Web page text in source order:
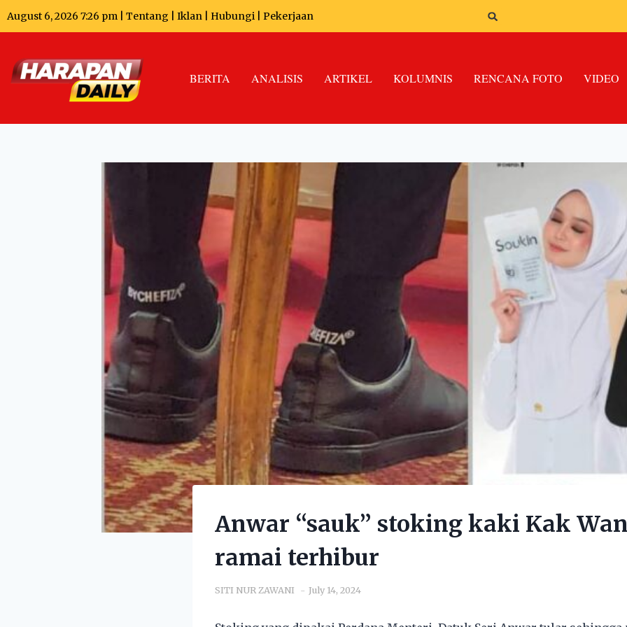
August 6, 2026 7:26 pm | Tentang Iklan Hubungi Pekerjaan
BERITA ANALISIS ARTIKEL KOLUMNIS RENCANA FOTO VIDEO
Anwar “sauk” stoking kaki Kak
ramai terhibur
SITI NUR ZAWANI July 14, 2024